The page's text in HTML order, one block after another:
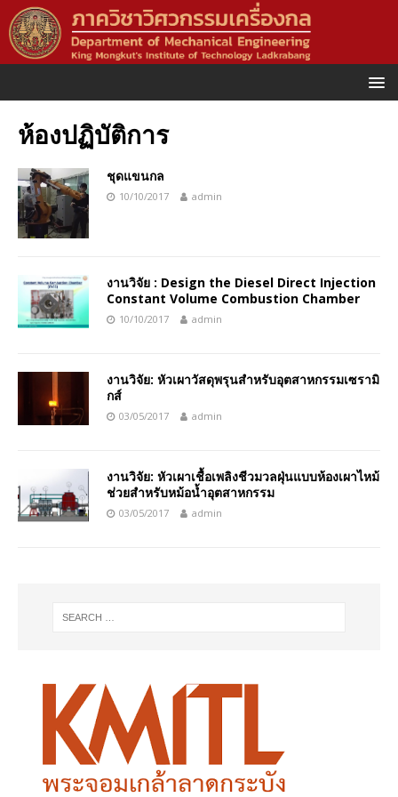
ห้องปฏิบัติการ
ชุดแขนกล
10/10/2017 admin
งานวิจัย : Design the Diesel Direct Injection
Constant Volume Combustion Chamber
10/10/2017 admin
งานวิจัย: หัวเผาวัสดุพรุนสำหรับอุตสาหกรรมเซรามิ
กส์
03/05/2017 admin
งานวิจัย: หัวเผาเชื้อเพลิงชีวมวลฝุ่นแบบห้องเผาไหม้
ช่วยสำหรับหม้อน้ำอุตสาหกรรม
03/05/2017 admin